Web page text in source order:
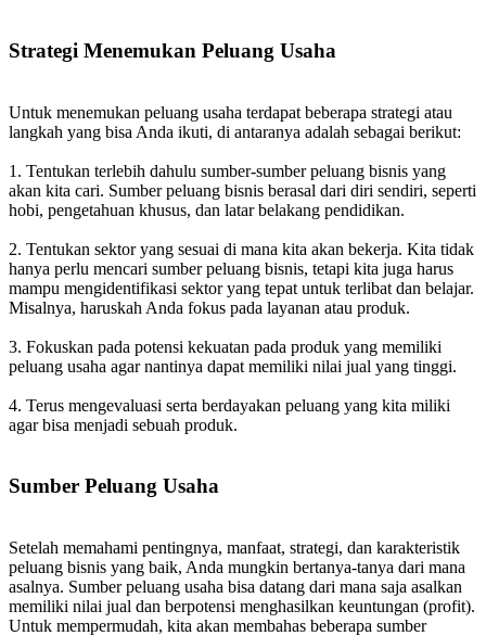
Strategi Menemukan Peluang Usaha
Untuk menemukan peluang usaha terdapat beberapa strategi atau
langkah yang bisa Anda ikuti, di antaranya adalah sebagai berikut:
1. Tentukan terlebih dahulu sumber-sumber peluang bisnis yang
akan kita cari. Sumber peluang bisnis berasal dari diri sendiri, seperti
hobi, pengetahuan khusus, dan latar belakang pendidikan.
2. Tentukan sektor yang sesuai di mana kita akan bekerja. Kita tidak
hanya perlu mencari sumber peluang bisnis, tetapi kita juga harus
mampu mengidentifikasi sektor yang tepat untuk terlibat dan belajar.
Misalnya, haruskah Anda fokus pada layanan atau produk.
3. Fokuskan pada potensi kekuatan pada produk yang memiliki
peluang usaha agar nantinya dapat memiliki nilai jual yang tinggi.
4. Terus mengevaluasi serta berdayakan peluang yang kita miliki
agar bisa menjadi sebuah produk.
Sumber Peluang Usaha
Setelah memahami pentingnya, manfaat, strategi, dan karakteristik
peluang bisnis yang baik, Anda mungkin bertanya-tanya dari mana
asalnya. Sumber peluang usaha bisa datang dari mana saja asalkan
memiliki nilai jual dan berpotensi menghasilkan keuntungan (profit).
Untuk mempermudah, kita akan membahas beberapa sumber